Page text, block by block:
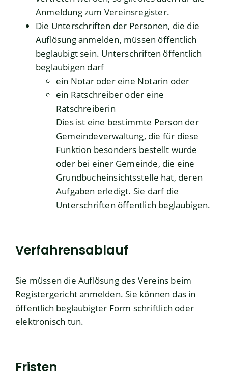
Anmeldung zum Vereinsregister.
Die Unterschriften der Personen, die die
Auflösung anmelden, müssen öffentlich
beglaubigt sein. Unterschriften öffentlich
beglaubigen darf
ein Notar oder eine Notarin oder
ein Ratschreiber oder eine
Ratschreiberin
Dies ist eine bestimmte Person der
Gemeindeverwaltung, die für diese
Funktion besonders bestellt wurde
oder bei einer Gemeinde, die eine
Grundbucheinsichtsstelle hat, deren
Aufgaben erledigt. Sie darf die
Unterschriften öffentlich beglaubigen.
Verfahrensablauf
Sie müssen die Auflösung des Vereins beim
Registergericht anmelden. Sie können das in
öffentlich beglaubigter Form schriftlich oder
elektronisch tun.
Fristen